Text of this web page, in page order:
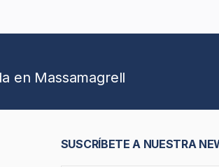
en Massamagrell
SUSCRÍBETE A NUESTRA